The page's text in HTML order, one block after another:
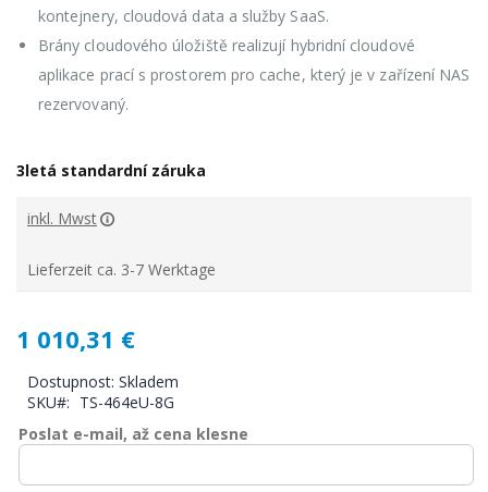
kontejnery, cloudová data a služby SaaS.
Brány cloudového úložiště realizují hybridní cloudové
aplikace prací s prostorem pro cache, který je v zařízení NAS
rezervovaný.
3letá standardní záruka
inkl. Mwst
Lieferzeit ca. 3-7 Werktage
1 010,31 €
Dostupnost: Skladem
SKU
TS-464eU-8G
Poslat e-mail, až cena klesne